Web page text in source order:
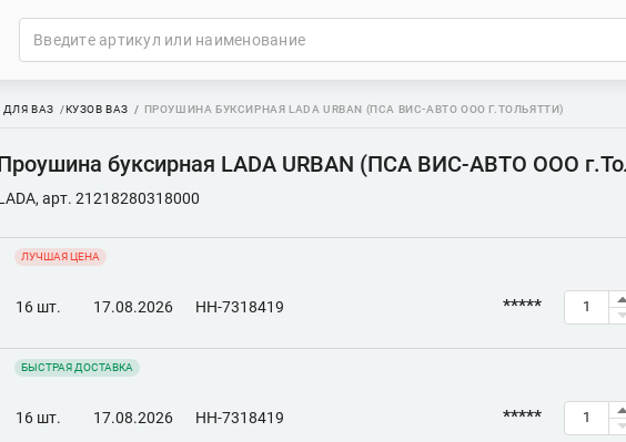
ВАЗ КУЗОВ ВАЗ ПРОУШИНА БУКСИРНАЯ LADA URBAN (ПСА ВИС-АВТО ООО Г.ТОЛЬЯТТИ)
буксирная LADA URBAN (ПСА ВИС-АВТО ООО
арт. 21218280318000
ЛУЧШАЯ ЦЕНА
16 шт. 17.08.2026 НН-7318419 *****
БЫСТРАЯ ДОСТАВКА
16 шт. 17.08.2026 НН-7318419 *****